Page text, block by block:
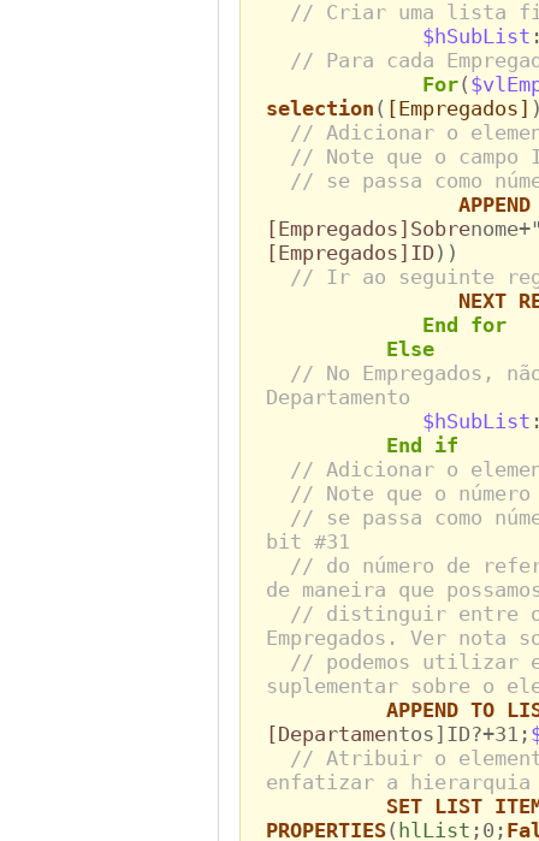
// Criar uma lista
$hSubList
// Para cada
For(
selection ( [Empregados]
// Adicionar o
// Note que o campo
// se passa como
[Empregados]Sobre
[Empregados]ID))
// Ir ao seguinte
NEXT
End for
Else
// No Empregados,
Departamento
$hSubList
End if
// Adicionar o
// Note que o
// se passa como
bit #31
// do número de
de maneira que
// distinguir entre os
Empregados. Ver nota
// podemos utilizar
suplementar sobre o
APPEND TO
[Departamentos]ID?+31;
// Atribuir o
enfatizar a
SET LIST
PROPERTIES( hlList ;0;